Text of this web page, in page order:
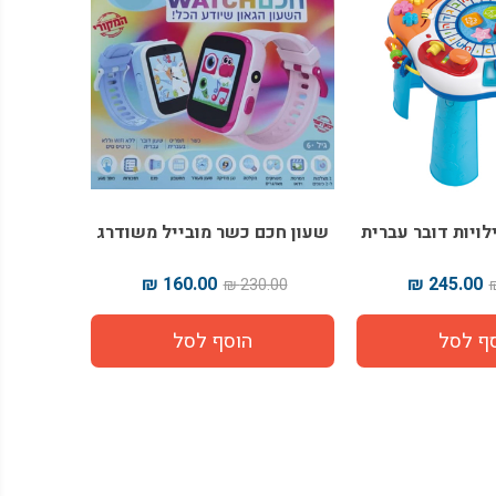
דובר עברית
245.00 ₪
שעון חכם כשר מובייל משודרג
230.00 ₪
160.00 ₪